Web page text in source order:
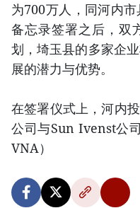
为700万人，同河内
备忘录签署之后，双
划，埼玉县的多家企
展的潜力与优势。
在签署仪式上，河内
公司与Sun Ivenst公
VNA）